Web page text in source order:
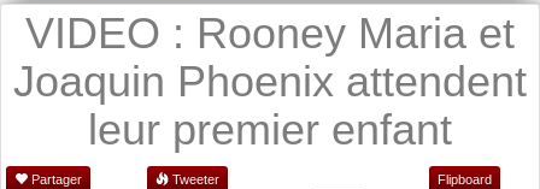
VIDEO : Rooney Maria et
Joaquin Phoenix attendent
leur premier enfant
Partager Tweeter Flipboard